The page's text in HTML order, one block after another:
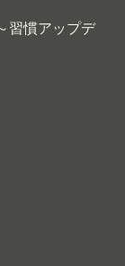
習慣アップデ